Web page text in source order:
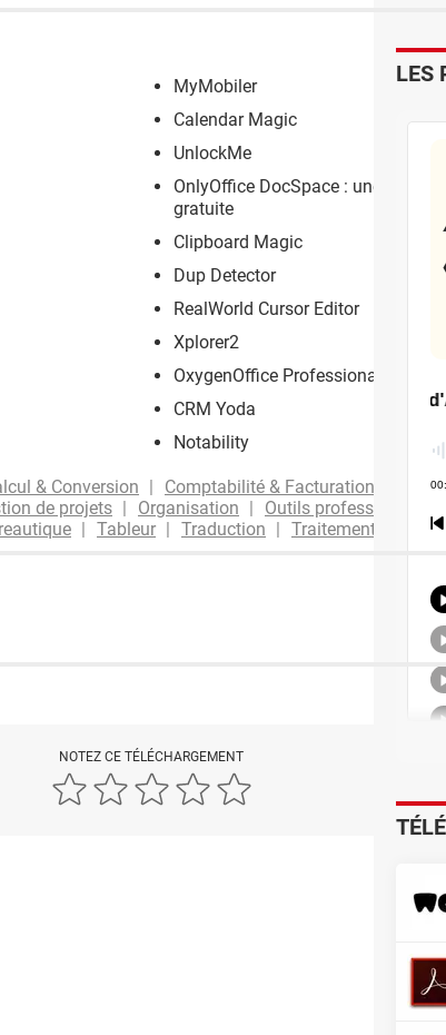
MyMobiler
Calendar Magic
UnlockMe
OnlyOffice DocSpace : une suite
gratuite
Clipboard Magic
Dup Detector
RealWorld Cursor Editor
Xplorer2
OxygenOffice Professional
CRM Yoda
Notability
& Conversion Comptabilité & Facturation
de projets Organisation Outils professionnels
Tableur Traduction Traitement de texte
NOTEZ CE TÉLÉCHARGEMENT
LES